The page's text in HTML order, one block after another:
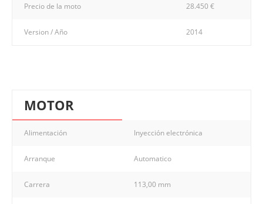
Precio de la moto 28.450 €
Version / Año 2014
MOTOR
Alimentación Inyección electrónica
Arranque Automatico
Carrera 113,00 mm